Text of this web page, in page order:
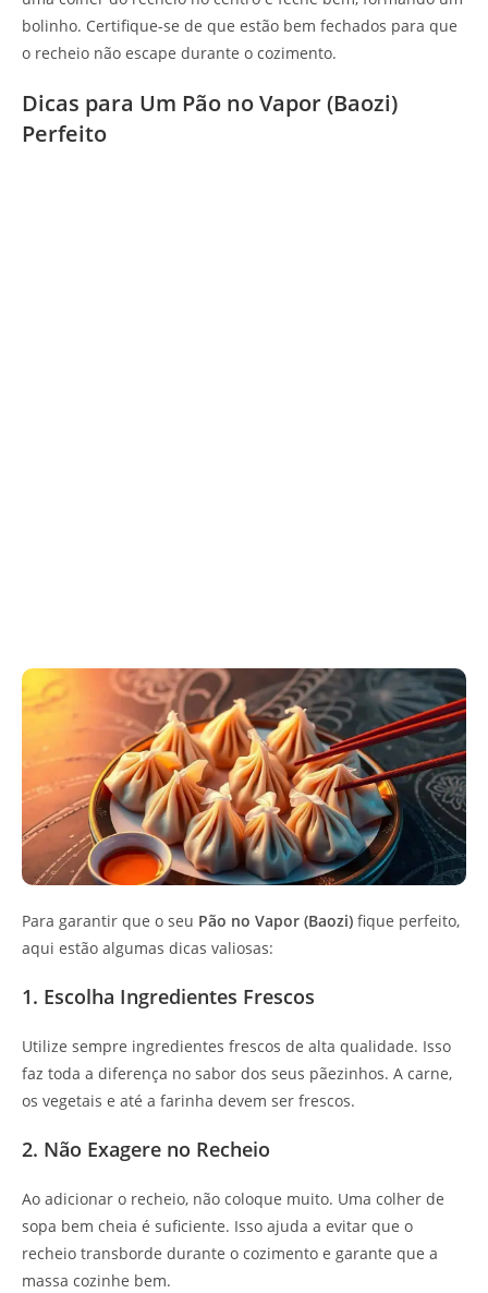
bolinho. Certifique-se de que estão bem fechados para que
o recheio não escape durante o cozimento.
Dicas para Um Pão no Vapor (Baozi)
Perfeito
Para garantir que o seu Pão no Vapor (Baozi) fique perfeito,
aqui estão algumas dicas valiosas:
1. Escolha Ingredientes Frescos
Utilize sempre ingredientes frescos de alta qualidade. Isso
faz toda a diferença no sabor dos seus pãezinhos. A carne,
os vegetais e até a farinha devem ser frescos.
2. Não Exagere no Recheio
Ao adicionar o recheio, não coloque muito. Uma colher de
sopa bem cheia é suficiente. Isso ajuda a evitar que o
recheio transborde durante o cozimento e garante que a
massa cozinhe bem.